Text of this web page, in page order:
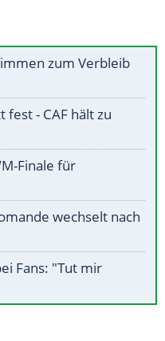
zum Verbleib
fest - CAF hält zu
Finale für
wechselt nach
Fans: "Tut mir